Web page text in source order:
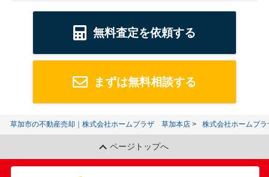
無料査定を依頼する
まずは無料相談する
草加市の不動産売却｜株式会社ホームプラザ 草加本店 株式会社ホームプ
ページトップへ